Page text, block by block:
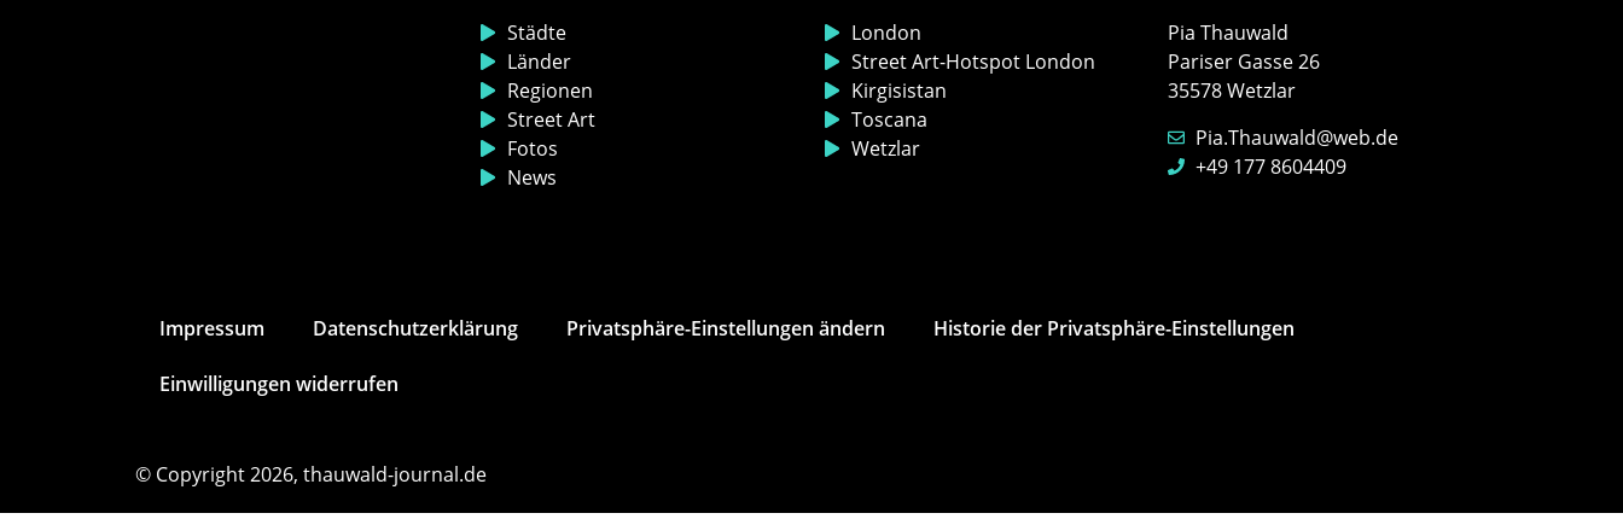
Städte
Länder
Regionen
Street Art
Fotos
News
London
Street Art-Hotspot London
Kirgisistan
Toscana
Wetzlar
Pia Thauwald
Pariser Gasse 26
35578 Wetzlar
Pia.Thauwald@web.de
+49 177 8604409
Impressum Datenschutz­erklärung Privatsphäre-Einstellungen ändern Historie der Privatsphäre-Einstellungen
Einwilligungen widerrufen
© Copyright 2026, thauwald-journal.de